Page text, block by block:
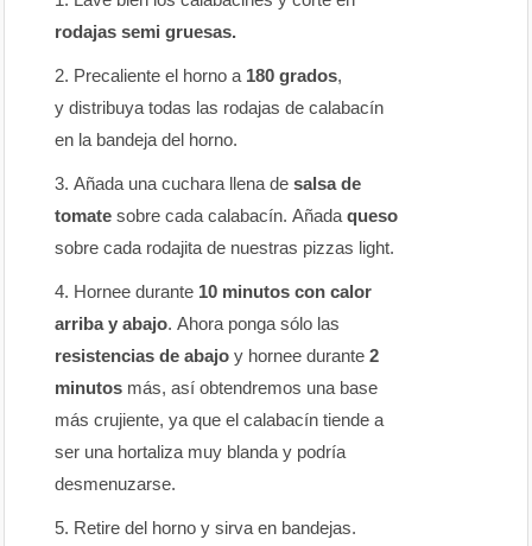
rodajas semi gruesas.
Precaliente el horno a 180 grados,
y distribuya todas las rodajas de calabacín
en la bandeja del horno.
Añada una cuchara llena desalsa de
tomate sobre cada calabacín.Añadaqueso
sobre cada rodajita de nuestras pizzas light.
Hornee durante 10 minutos con calor
arriba y abajo.Ahora ponga sólo las
resistencias de abajo y hornee durante2
minutos más, así obtendremos una base
más crujiente, ya que el calabacín tiende a
ser una hortaliza muy blanda y podría
desmenuzarse.
Retire del horno y sirva en bandejas.